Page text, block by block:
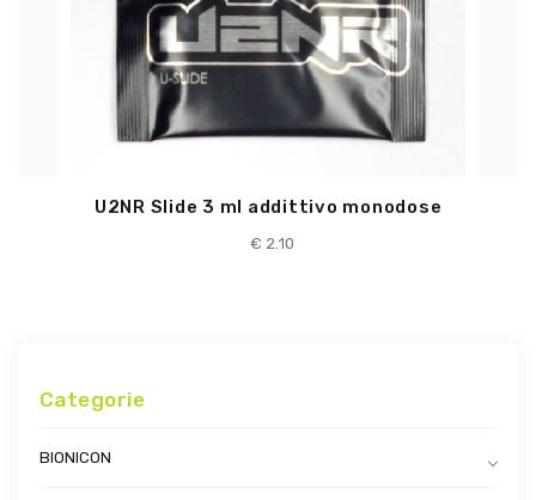
U2NR Slide 3 ml addittivo monodose
€ 2.10
Categorie
BIONICON